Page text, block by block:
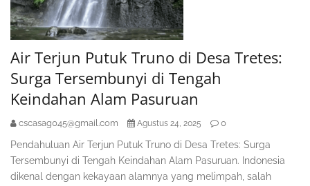
Air Terjun Putuk Truno di Desa Tretes:
Surga Tersembunyi di Tengah
Keindahan Alam Pasuruan
cscasag045@gmail.com Agustus 24, 2025 0
Pendahuluan Air Terjun Putuk Truno di Desa Tretes: Surga
Tersembunyi di Tengah Keindahan Alam Pasuruan. Indonesia
dikenal dengan kekayaan alamnya yang melimpah, salah